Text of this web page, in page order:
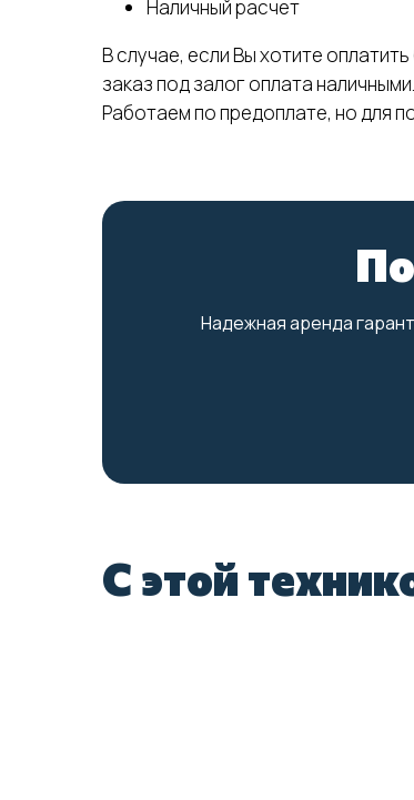
Наличный расчет
В случае, если Вы хотите
заказ под залог оплата
Работаем по предоплате, но для
Надежная аренда
С этой